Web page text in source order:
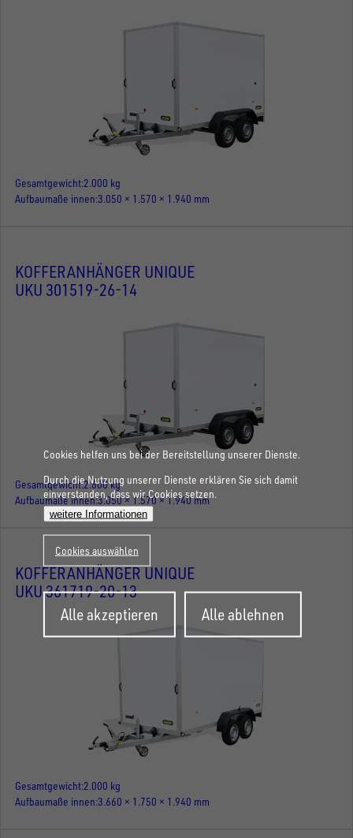
Gesamtgewicht 2.000 kg
Aufbaumaße innen 3.050 × 1.570 × 1.940 mm
KOFFERANHÄNGER UNIQUE
UKU 301519-26-14
Gesamtgewicht2.600 kg
Aufbaumaße innen 3.050 × 1.570 × 1.940 mm
KOFFERANHÄNGER UNIQUE
UKU 361719-20-13
Gesamtgewicht 2.000 kg
Aufbaumaße innen 3.660 × 1.750 × 1.940 mm
Cookies helfen uns bei der Bereitstellung unserer Dienste.
Durch die Nutzung unserer Dienste erklären Sie sich damit
einverstanden, dass wir Cookies setzen.
weitere Informationen
Cookies auswählen
Alle akzeptieren
zurückziehen
Alle ablehnen